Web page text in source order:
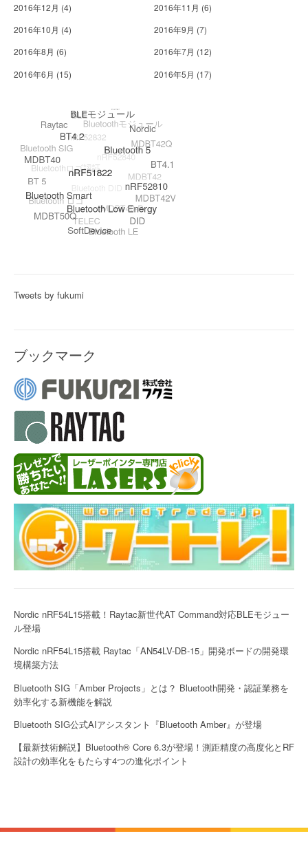
2016年12月 (4) 2016年11月 (6)
2016年10月 (4) 2016年9月 (7)
2016年8月 (6) 2016年7月 (12)
2016年6月 (15) 2016年5月 (17)
Tweets by fukumi
ブックマーク
Nordic nRF54L15搭載！Raytac新世代AT Command対応BLEモジュー
ル登場
Nordic nRF54L15搭載 Raytac「AN54LV-DB-15」開発ボードの開発環
境構築方法
Bluetooth SIG「Amber Projects」とは？ Bluetooth開発・認証業務を
効率化する新機能を解説
Bluetooth SIG公式AIアシスタント『Bluetooth Amber』が登場
【最新技術解説】Bluetooth® Core 6.3が登場！測距精度の高度化とRF
設計の効率化をもたらす4つの進化ポイント